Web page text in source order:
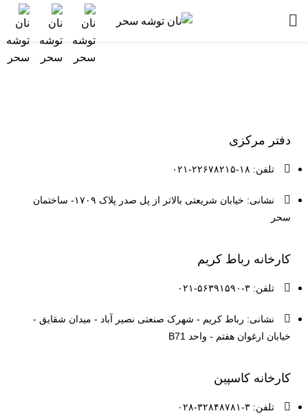
دفتر مرکزی
تلفن: ۱۸-۲۲۶۷۸۲۱۵-۰۲۱
نشانی: خیابان شریعتی بالاتر از پل صدر پلاک ۱۷۰۹- ساختمان
سحر
کارخانه رباط کریم
تلفن: ۳-۵۶۳۹۱۵۹۰-۰۲۱
نشانی: رباط کریم - شهرک صنعتی نصیر آباد - میدان شقایق -
خیابان ارغوان هفتم - واحد B71
کارخانه کاسپین
تلفن: ۳-۳۲۸۴۸۷۸۱-۰۲۸